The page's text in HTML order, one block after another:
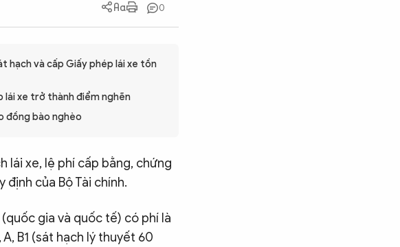
0
hạch và cấp Giấy phép lái xe tồn
lái xe trở thành điểm nghẽn
đồng bào nghèo
lái xe, lệ phí cấp bằng, chứng
của Bộ Tài chính.
gia và quốc tế) có phí là
B1 (sát hạch lý thuyết 60